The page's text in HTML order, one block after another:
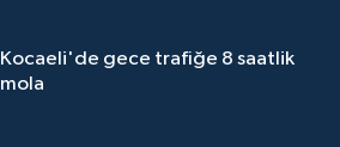
Kocaeli'de gece trafiğe 8 saatlik
mola